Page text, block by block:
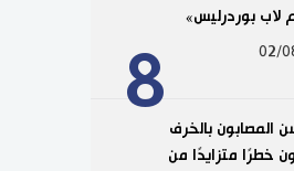
8
لاب بوردرليس»
02/
المصابون بالخرف
خطرًا متزايدًا من